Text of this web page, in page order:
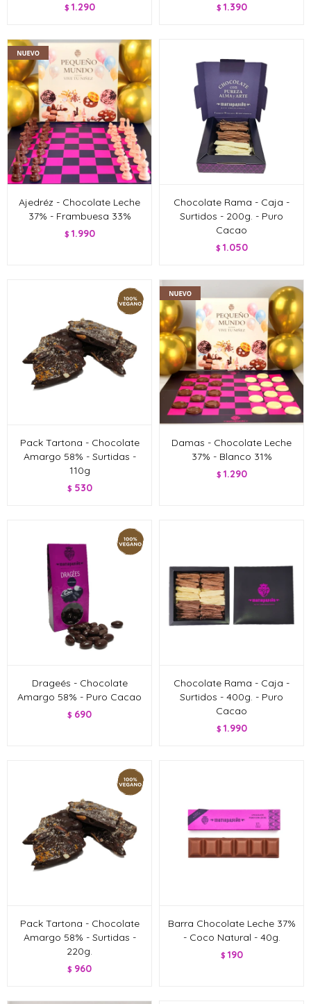
$ 1.290 $ 1.390
Ajedréz - Chocolate Leche
37% - Frambuesa 33%
$ 1.990
Chocolate Rama - Caja -
Surtidos - 200g. - Puro
Cacao
$ 1.050
Pack Tartona - Chocolate
Amargo 58% - Surtidas -
110g
$ 530
Damas - Chocolate Leche
37% - Blanco 31%
$ 1.290
Drageés - Chocolate
Amargo 58% - Puro Cacao
$ 690
Chocolate Rama - Caja -
Surtidos - 400g. - Puro
Cacao
$ 1.990
Pack Tartona - Chocolate
Amargo 58% - Surtidas -
220g.
$ 960
Barra Chocolate Leche 37%
- Coco Natural - 40g.
$ 190